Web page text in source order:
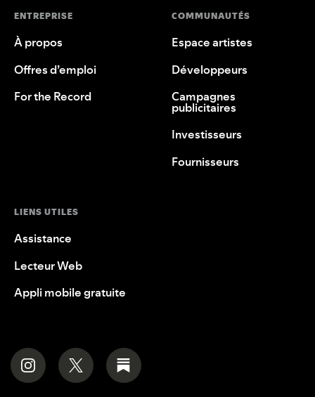
ENTREPRISE
À propos
Offres d’emploi
For the Record
COMMUNAUTÉS
Espace artistes
Développeurs
Campagnes
publicitaires
Investisseurs
Fournisseurs
LIENS UTILES
Assistance
Lecteur Web
Appli mobile gratuite